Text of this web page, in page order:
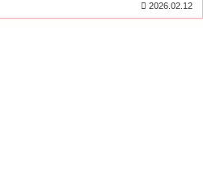
2026.02.12